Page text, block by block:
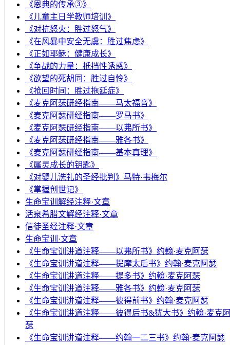
《恩典的传承③》
《儿童主日学教师培训》
《对抗怒火：胜过怒气》
《在风暴中安全无虞：胜过焦虑》
《正如耶稣：健康成长》
《争战的力量：抵挡性诱惑》
《欲望的死胡同：胜过自怜》
《抢回时间：胜过拖延症》
《麦克阿瑟研经指南——马太福音》
《麦克阿瑟研经指南——罗马书》
《麦克阿瑟研经指南——以弗所书》
《麦克阿瑟研经指南——雅各书》
《麦克阿瑟研经指南——基本真理》
《属灵成长的钥匙》
《对婴儿洗礼的圣经批判》马特·韦梅尔
《掌握创世记》
生命宝训解经注释·文章
活泉希腊文解经注释·文章
信徒圣经注释·文章
生命宝训·文章
《生命宝训讲道注释——以弗所书》约翰·麦克阿瑟
《生命宝训讲道注释——提摩太后书》约翰·麦克阿瑟
《生命宝训讲道注释——提多书》约翰·麦克阿瑟
《生命宝训讲道注释——雅各书》约翰·麦克阿瑟
《生命宝训讲道注释——彼得前书》约翰·麦克阿瑟
《生命宝训讲道注释——彼得后书&犹大书》约翰·麦克
瑟
《生命宝训讲道注释——约翰一二三书》约翰·麦克阿瑟